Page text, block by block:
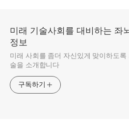
미래 기술사회를 대비하는 좌
정보
미래 사회를 좀더 자신있게 맞이하도록
술을 소개합니다
구독하기